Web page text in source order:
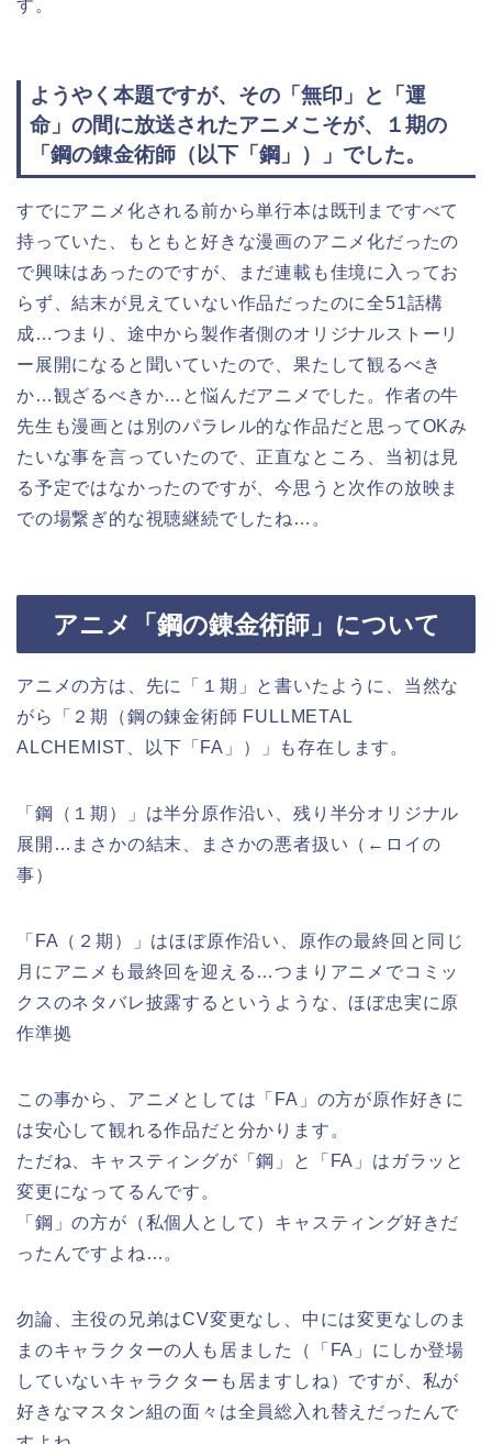
す。
ようやく本題ですが、その「無印」と「運
命」の間に放送されたアニメこそが、１期の
「鋼の錬金術師（以下「鋼」）」でした。
すでにアニメ化される前から単行本は既刊まですべて
持っていた、もともと好きな漫画のアニメ化だったの
で興味はあったのですが、まだ連載も佳境に入ってお
らず、結末が見えていない作品だったのに全51話構
成…つまり、途中から製作者側のオリジナルストーリ
ー展開になると聞いていたので、果たして観るべき
か…観ざるべきか…と悩んだアニメでした。作者の牛
先生も漫画とは別のパラレル的な作品だと思ってOKみ
たいな事を言っていたので、正直なところ、当初は見
る予定ではなかったのですが、今思うと次作の放映ま
での場繋ぎ的な視聴継続でしたね…。
アニメ「鋼の錬金術師」について
アニメの方は、先に「１期」と書いたように、当然な
がら「２期（鋼の錬金術師 FULLMETAL
ALCHEMIST、以下「FA」）」も存在します。
「鋼（１期）」は半分原作沿い、残り半分オリジナル
展開…まさかの結末、まさかの悪者扱い（←ロイの
事）
「FA（２期）」はほぼ原作沿い、原作の最終回と同じ
月にアニメも最終回を迎える…つまりアニメでコミッ
クスのネタバレ披露するというような、ほぼ忠実に原
作準拠
この事から、アニメとしては「FA」の方が原作好きに
は安心して観れる作品だと分かります。
ただね、キャスティングが「鋼」と「FA」はガラッと
変更になってるんです。
「鋼」の方が（私個人として）キャスティング好きだ
ったんですよね…。
勿論、主役の兄弟はCV変更なし、中には変更なしのま
まのキャラクターの人も居ました（「FA」にしか登場
していないキャラクターも居ますしね）ですが、私が
好きなマスタン組の面々は全員総入れ替えだったんで